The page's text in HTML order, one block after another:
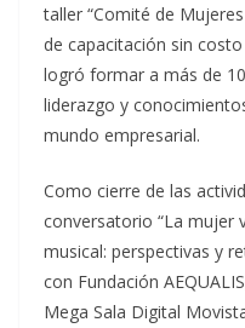
taller “Comité de
de capacitación sin
logró formar a más de
liderazgo y
mundo empresarial.
Como cierre de las
conversatorio “La mujer
musical: perspectivas y
con Fundación
Mega Sala Digital